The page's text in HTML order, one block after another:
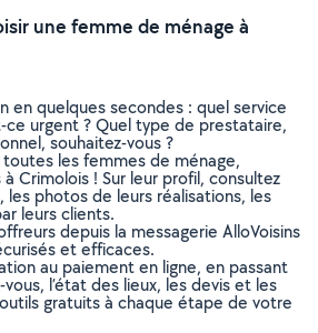
une femme de ménage à
en quelques secondes : quel service
ce urgent ? Quel type de prestataire,
souhaitez-vous ?
les femmes de ménage,
Crimolois ! Sur leur profil, consultez
les photos de leurs réalisations, les
leurs clients.
depuis la messagerie AlloVoisins
et efficaces.
au paiement en ligne, en passant
l’état des lieux, les devis et les
gratuits à chaque étape de votre